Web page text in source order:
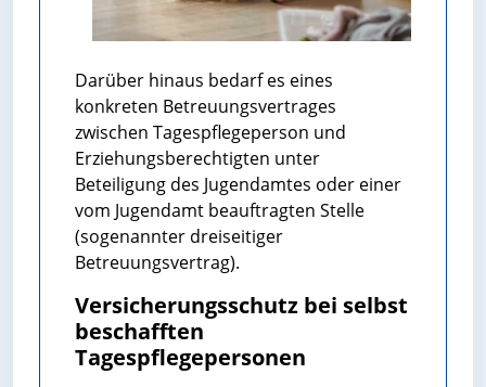
Darüber hinaus bedarf es eines
konkreten Betreuungsvertrages
zwischen Tagespflegeperson und
Erziehungsberechtigten unter
Beteiligung des Jugendamtes oder einer
vom Jugendamt beauftragten Stelle
(sogenannter dreiseitiger
Betreuungsvertrag).
Versicherungsschutz bei selbst
beschafften
Tagespflegepersonen